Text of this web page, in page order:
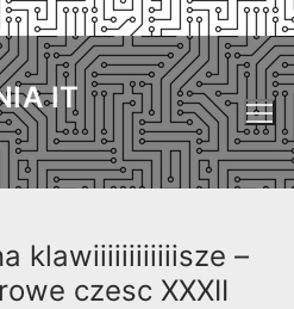
IT
klawiiiiiiiiiiiisze –
czesc XXXII